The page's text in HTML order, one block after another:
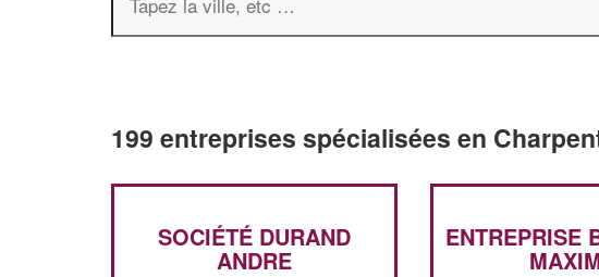
199 entreprises spécialisées en
SOCIÉTÉ DURAND
ANDRE
ENTREPRISE